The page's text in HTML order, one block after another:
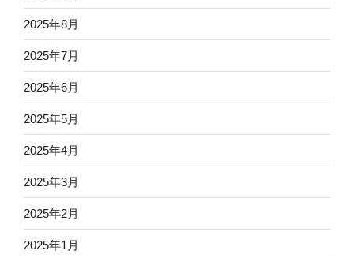
2025年8月
2025年7月
2025年6月
2025年5月
2025年4月
2025年3月
2025年2月
2025年1月